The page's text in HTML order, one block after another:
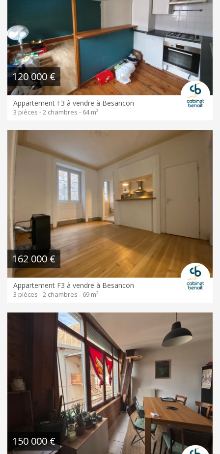
120 000 €
Appartement F3 à vendre à Besancon
3 pièces - 2 chambres - 64 m²
162 000 €
Appartement F3 à vendre à Besancon
3 pièces - 2 chambres - 69 m²
150 000 €